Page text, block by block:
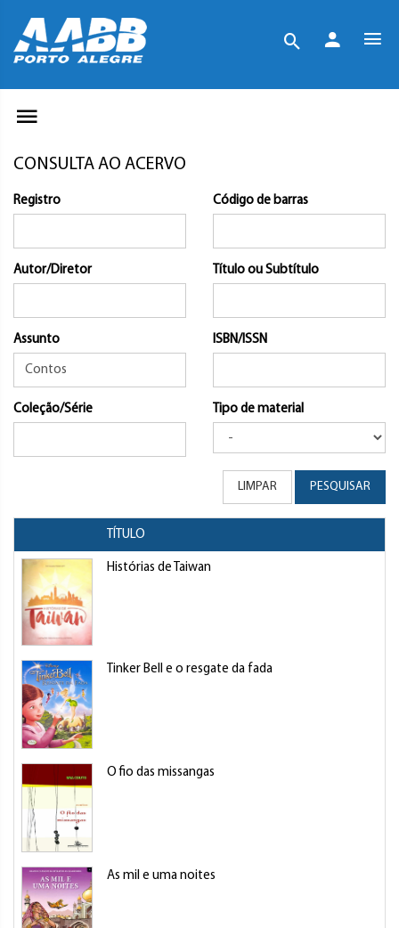
CONSULTA AO ACERVO
Registro Código de barras
Autor/Diretor Título ou Subtítulo
Assunto ISBN/ISSN
Coleção/Série Tipo de material
LIMPAR PESQUISAR
TÍTULO
Histórias de Taiwan
Tinker Bell e o resgate da fada
O fio das missangas
As mil e uma noites